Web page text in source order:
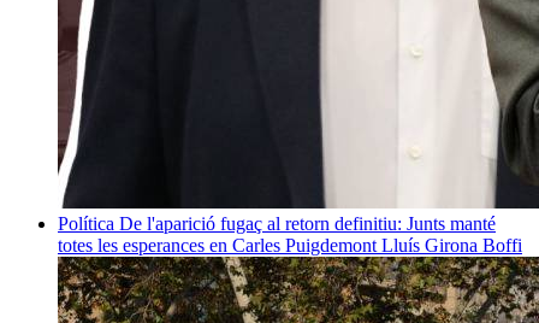
Política De l'aparició fugaç al retorn definitiu: Junts manté
totes les esperances en Carles Puigdemont Lluís Girona Boffi